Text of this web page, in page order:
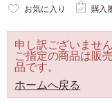
お気に入り 購入
申し訳ございません
ご指定の商品は販
品です。
ホームへ戻る